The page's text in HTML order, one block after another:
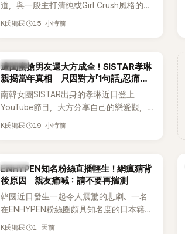
道，與一般主打清純或Girl Crush風格的女
團不同，她們以濃厚的Hip-Hop元素、自
的音樂風格，在海外尤其是歐美市場累積
不少人氣，逐漸成為第五代女團中極具辨
識度的新生代代表之一。
K氏鄉民 15 小時前
K-POP
遭閨蜜搶男友還大方成全！SISTAR孝琳
親揭當年真相 只因對方「1句話」忍痛放
手
南韓女團SISTAR出身的孝琳近日登上
YouTube節目，大方分享自己的戀愛觀，
更首度坦承過去曾遭最好的朋友搶走男
K氏鄉民 19 小時前
K-POP
ENHYPEN知名粉絲直播輕生！網瘋猜背
後原因 親友痛喊：請不要再揣測
韓國近日發生一起令人震驚的悲劇。一名
在ENHYPEN粉絲圈頗具知名度的日本籍女
粉絲，日前在TikTok直播期間輕生，最終
K氏鄉民 1 天前